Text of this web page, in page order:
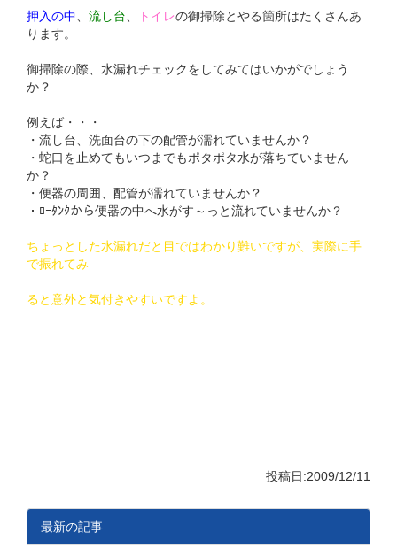
押入の中 流し台 トイレの御掃除とやる箇所はたくさんあ
ります。
御掃除の際、水漏れチェックをしてみてはいかがでしょう
か？
例えば・・・
・流し台、洗面台の下の配管が濡れていませんか？
・蛇口を止めてもいつまでもポタポタ水が落ちていません
か？
・便器の周囲、配管が濡れていませんか？
・ﾛｰﾀﾝｸから便器の中へ水がす～っと流れていませんか？
ちょっとした水漏れだと目ではわかり難いですが、実際に手
で振れてみ
ると意外と気付きやすいですよ。
投稿日:2009/12/11
最新の記事